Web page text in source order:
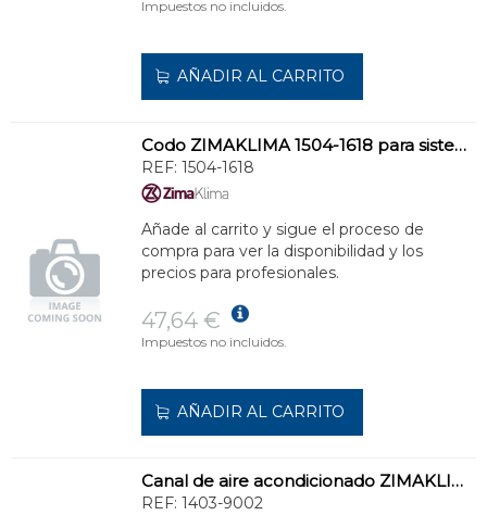
Impuestos no incluidos.
AÑADIR AL CARRITO
Codo ZIMAKLIMA 1504-1618 para sistemas de evacuación de condensados
REF: 1504-1618
Añade al carrito y sigue el proceso de
compra para ver la disponibilidad y los
precios para profesionales.
47,64 €
Impuestos no incluidos.
AÑADIR AL CARRITO
Canal de aire acondicionado ZIMAKLIMA 1403-9002 de alta capacidad para instalaciones comerciales
REF: 1403-9002